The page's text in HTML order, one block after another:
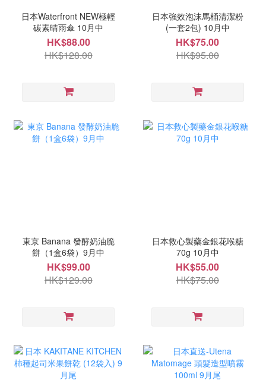
日本Waterfront NEW極輕
碳素晴雨傘 10月中
HK$88.00
HK$128.00
日本強效泡沫馬桶清潔粉
(一套2包) 10月中
HK$75.00
HK$95.00
東京 Banana 發酵奶油脆
餅（1盒6袋）9月中
HK$99.00
HK$129.00
日本救心製藥金銀花喉糖
70g 10月中
HK$55.00
HK$75.00